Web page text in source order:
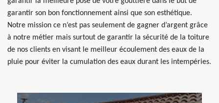
garantir son bon fonctionnement ainsi que son esthétique.
Notre mission ce n’est pas seulement de gagner d’argent grâce
à notre métier mais surtout de garantir la sécurité de la toiture
de nos clients en visant le meilleur écoulement des eaux de la
pluie pour éviter la cumulation des eaux durant les intempéries.